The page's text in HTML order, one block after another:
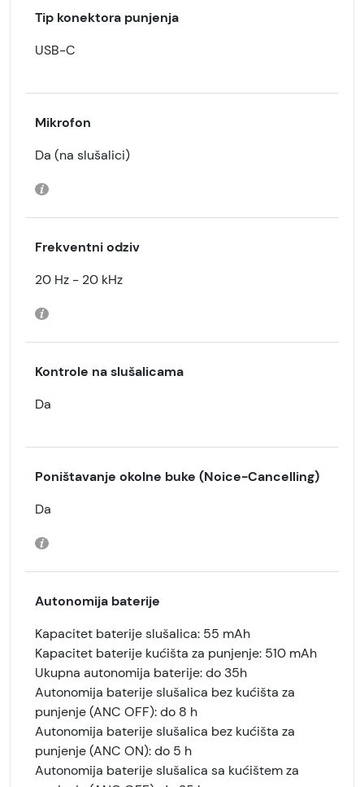
Tip konektora punjenja
USB-C
Mikrofon
Da (na slušalici)
Frekventni odziv
20 Hz - 20 kHz
Kontrole na slušalicama
Da
Poništavanje okolne buke (Noice-Cancelling)
Da
Autonomija baterije
Kapacitet baterije slušalica: 55 mAh
Kapacitet baterije kućišta za punjenje: 510 mAh
Ukupna autonomija baterije: do 35h
Autonomija baterije slušalica bez kućišta za
punjenje (ANC OFF): do 8 h
Autonomija baterije slušalica bez kućišta za
punjenje (ANC ON): do 5 h
Autonomija baterije slušalica sa kućištem za